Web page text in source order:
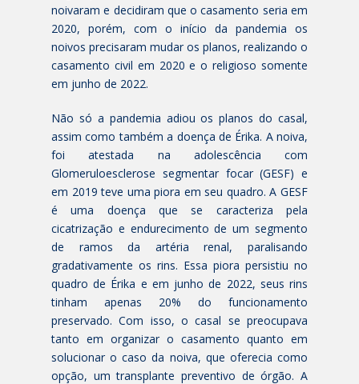
noivaram e decidiram que o casamento seria em
2020, porém, com o início da pandemia os
noivos precisaram mudar os planos, realizando o
casamento civil em 2020 e o religioso somente
em junho de 2022.
Não só a pandemia adiou os planos do casal,
assim como também a doença de Érika. A noiva,
foi atestada na adolescência com
Glomeruloesclerose segmentar focar (GESF) e
em 2019 teve uma piora em seu quadro. A GESF
é uma doença que se caracteriza pela
cicatrização e endurecimento de um segmento
de ramos da artéria renal, paralisando
gradativamente os rins. Essa piora persistiu no
quadro de Érika e em junho de 2022, seus rins
tinham apenas 20% do funcionamento
preservado. Com isso, o casal se preocupava
tanto em organizar o casamento quanto em
solucionar o caso da noiva, que oferecia como
opção, um transplante preventivo de órgão. A